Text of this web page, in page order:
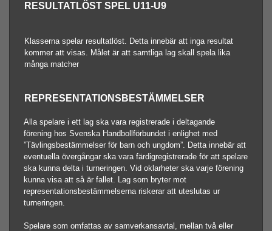
RESULTATLÖST SPEL U11-U9
Klasserna spelar resultatlöst. Detta innebär att inga resultat
kommer att visas. Målet är att samtliga lag skall spela lika
många matcher
REPRESENTATIONSBESTÄMMELSER
Alla spelare i ett lag ska vara registrerade i deltagande
förening hos Svenska Handbollförbundet i enlighet med
”Tävlingsbestämmelser för barn och ungdom”. Detta innebär att
eventuella övergångar ska vara färdigregistrerade för att spelare
ska kunna delta i turneringen. Vid oklarheter ska varje förening
kunna visa att så är fallet. Lag som bryter mot
representationsbestämmelserna riskerar att uteslutas ur
turneringen.
Spelare som omfattas av samverkansavtal, mellan två eller